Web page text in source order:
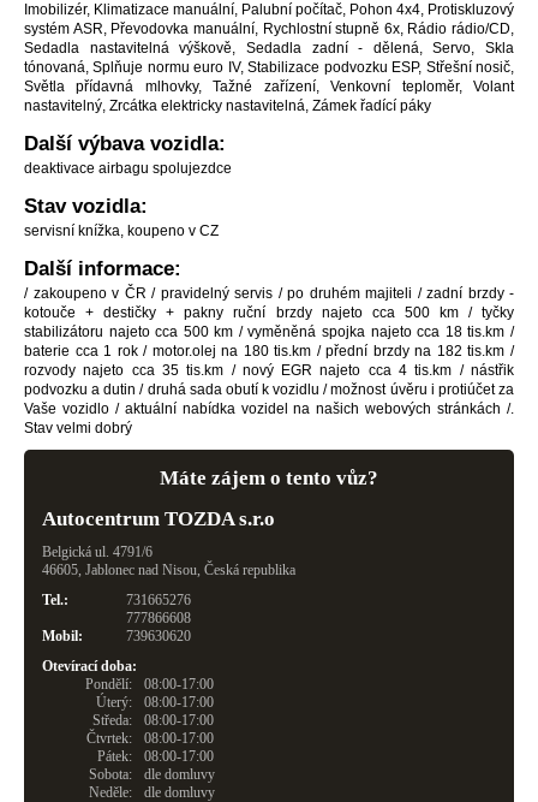
Imobilizér, Klimatizace manuální, Palubní počítač, Pohon 4x4, Protiskluzový
systém ASR, Převodovka manuální, Rychlostní stupně 6x, Rádio rádio/CD,
Sedadla nastavitelná výškově, Sedadla zadní - dělená, Servo, Skla
tónovaná, Splňuje normu euro IV, Stabilizace podvozku ESP, Střešní nosič,
Světla přídavná mlhovky, Tažné zařízení, Venkovní teploměr, Volant
nastavitelný, Zrcátka elektricky nastavitelná, Zámek řadící páky
Další výbava vozidla:
deaktivace airbagu spolujezdce
Stav vozidla:
servisní knížka, koupeno v CZ
Další informace:
/ zakoupeno v ČR / pravidelný servis / po druhém majiteli / zadní brzdy -
kotouče + destičky + pakny ruční brzdy najeto cca 500 km / tyčky
stabilizátoru najeto cca 500 km / vyměněná spojka najeto cca 18 tis.km /
baterie cca 1 rok / motor.olej na 180 tis.km / přední brzdy na 182 tis.km /
rozvody najeto cca 35 tis.km / nový EGR najeto cca 4 tis.km / nástřik
podvozku a dutin / druhá sada obutí k vozidlu / možnost úvěru i protiúčet za
Vaše vozidlo / aktuální nabídka vozidel na našich webových stránkách /.
Stav velmi dobrý
Máte zájem o tento vůz?
Autocentrum TOZDA s.r.o
Belgická ul. 4791/6
46605, Jablonec nad Nisou, Česká republika
Tel.:
731665276
777866608
Mobil:
739630620
Otevírací doba:
Pondělí:
08:00-17:00
Úterý:
08:00-17:00
Středa:
08:00-17:00
Čtvrtek:
08:00-17:00
Pátek:
08:00-17:00
Sobota:
dle domluvy
Neděle:
dle domluvy